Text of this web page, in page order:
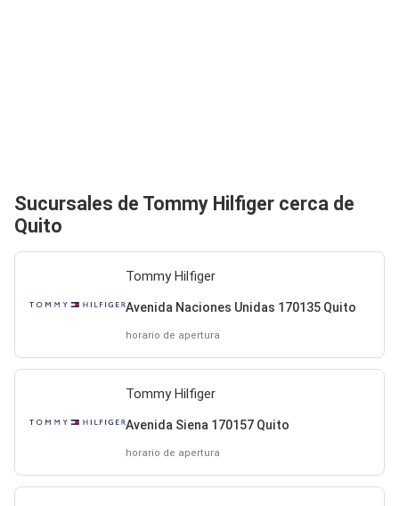
Sucursales de Tommy Hilfiger cerca de
Quito
Tommy Hilfiger
Avenida Naciones Unidas 170135 Quito
horario de apertura
Tommy Hilfiger
Avenida Siena 170157 Quito
horario de apertura